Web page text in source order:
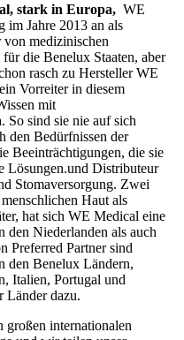
stark in Europa,WE
im Jahre 2013 an als
medizinischen
die Benelux Staaten, aber
rasch zu Hersteller WE
Vorreiter in diesem
mit
So sind sie nie auf sich
den Bedürfnissen der
Beeinträchtigungen, die sie
Lösungen.und Distributeur
Stomaversorgung. Zwei
Haut als
hat sich WE Medical eine
den Niederlanden als auch
Preferred Partner sind
den Benelux Ländern,
Italien, Portugal und
Länder dazu.
großen internationalen